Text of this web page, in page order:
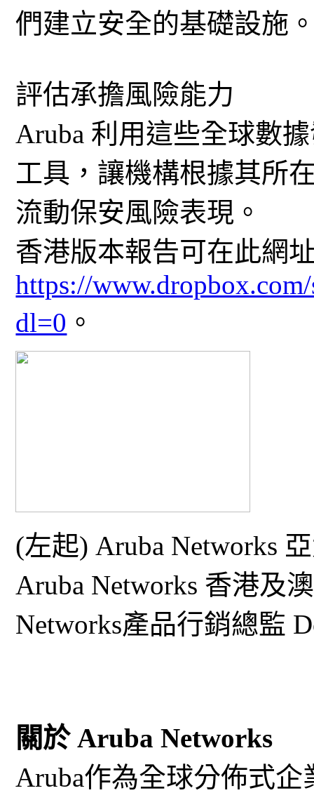
們建立安全的基礎設施
評估承擔風險能力
Aruba 利用這些全球數
工具，讓機構根據其所
流動保安風險表現。
香港版本報告可在此網
https://
dl=0 。
(左起) Aruba Networks
Aruba Networks 香港及
Networks產品行銷總監
關於 Aruba Networks
Aruba作為全球分佈式